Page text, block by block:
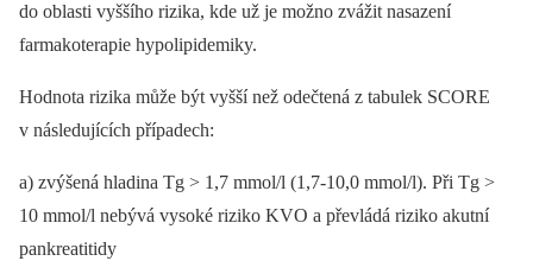
do oblasti vyššího rizika, kde už je možno zvážit nasazení
farmakoterapie hypolipidemiky.
Hodnota rizika může být vyšší než odečtená z tabulek SCORE
v následujících případech:
a) zvýšená hladina Tg > 1,7 mmol/l (1,7-10,0 mmol/l). Při Tg >
10 mmol/l nebývá vysoké riziko KVO a převládá riziko akutní
pankreatitidy